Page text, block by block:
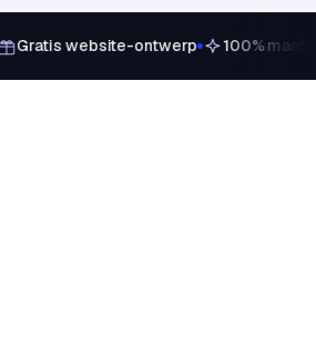
Gratis website-ontwerp 100%